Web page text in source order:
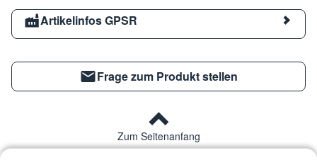
Artikelinfos GPSR
Frage zum Produkt stellen
Zum Seitenanfang